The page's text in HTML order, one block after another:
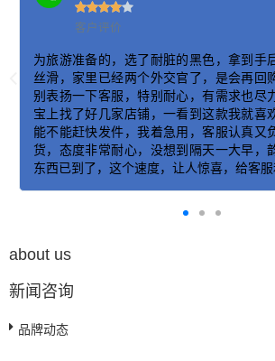

CEO
收到的箱子无论颜色、大小、质量都非
差！尤其它的拉杆和轮子都很顺滑，爱了
要买箱子就推荐你家了，最后再次谢谢客
及时用上了。孩子马上毕业上大学，还
的。
about us
新闻咨询
品牌动态